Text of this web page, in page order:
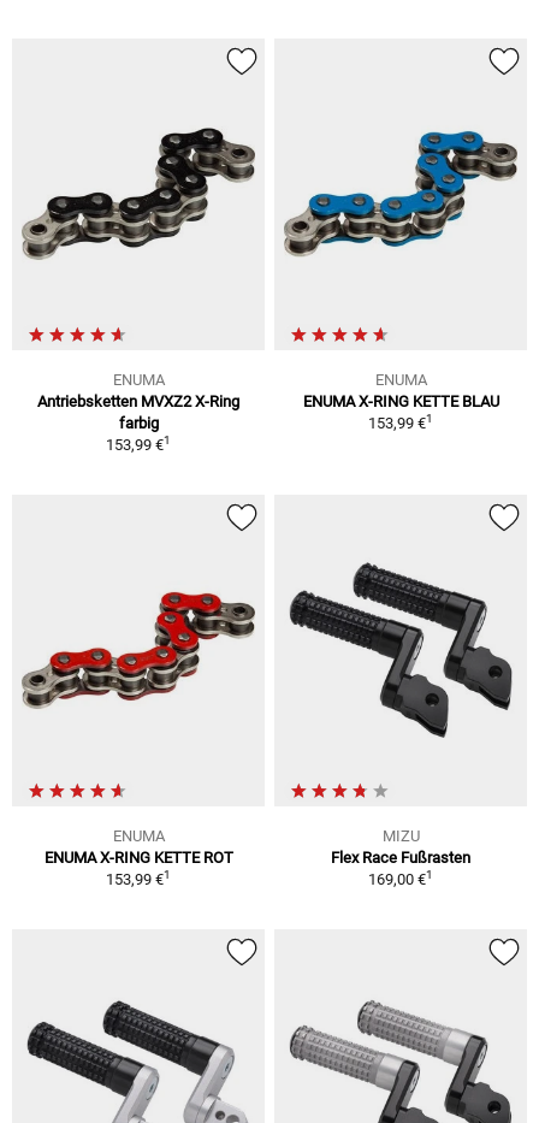
ENUMA
Antriebsketten MVXZ2 X-Ring
farbig
153,99 €1
ENUMA
ENUMA X-RING KETTE BLAU
153,99 €1
ENUMA
ENUMA X-RING KETTE ROT
153,99 €1
MIZU
Flex Race Fußrasten
169,00 €1